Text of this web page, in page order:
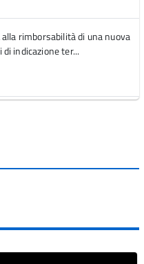
alla rimborsabilità di una nuova
indicazione ter...